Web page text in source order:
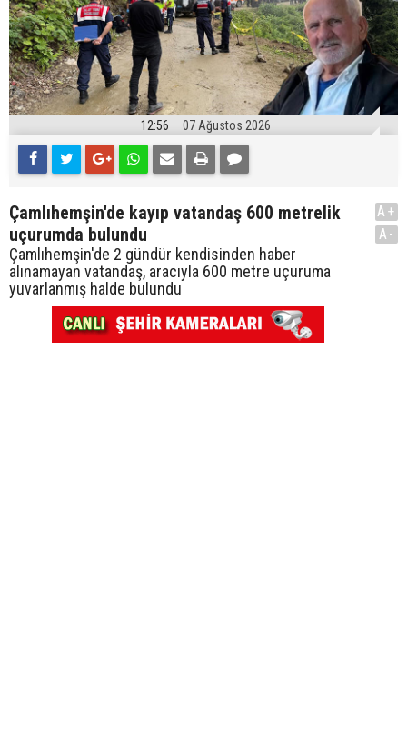
12:56 07 Ağustos 2026
Çamlıhemşin'de kayıp vatandaş 600 metrelik
uçurumda bulundu
Çamlıhemşin'de 2 gündür kendisinden haber
alınamayan vatandaş, aracıyla 600 metre uçuruma
yuvarlanmış halde bulundu
A+
A-